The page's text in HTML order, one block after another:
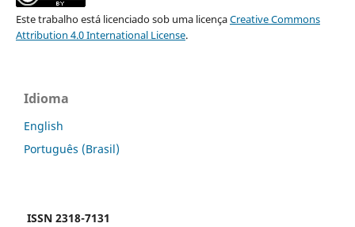
Este trabalho está licenciado sob uma licençaCreative Commons
Attribution 4.0 International License.
Idioma
English
Português (Brasil)
ISSN 2318-7131